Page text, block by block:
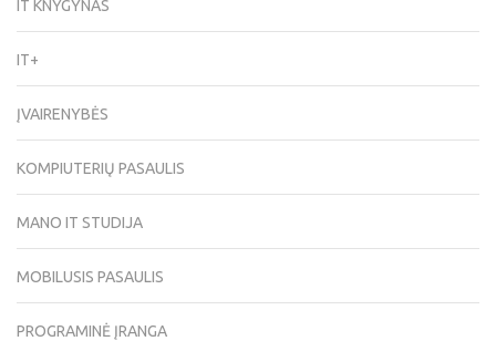
IT KNYGYNAS
IT+
ĮVAIRENYBĖS
KOMPIUTERIŲ PASAULIS
MANO IT STUDIJA
MOBILUSIS PASAULIS
PROGRAMINĖ ĮRANGA